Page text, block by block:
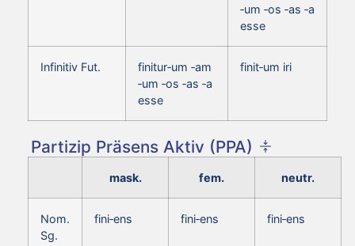
‑um ‑os ‑as ‑a
esse
Infinitiv Fut.
finitur‑um ‑am
‑um ‑os ‑as ‑a
esse
finit‑um iri
Partizip Präsens Aktiv (PPA)
mask. fem. neutr.
Nom.
Sg.
fini‑ens fini‑ens fini‑ens